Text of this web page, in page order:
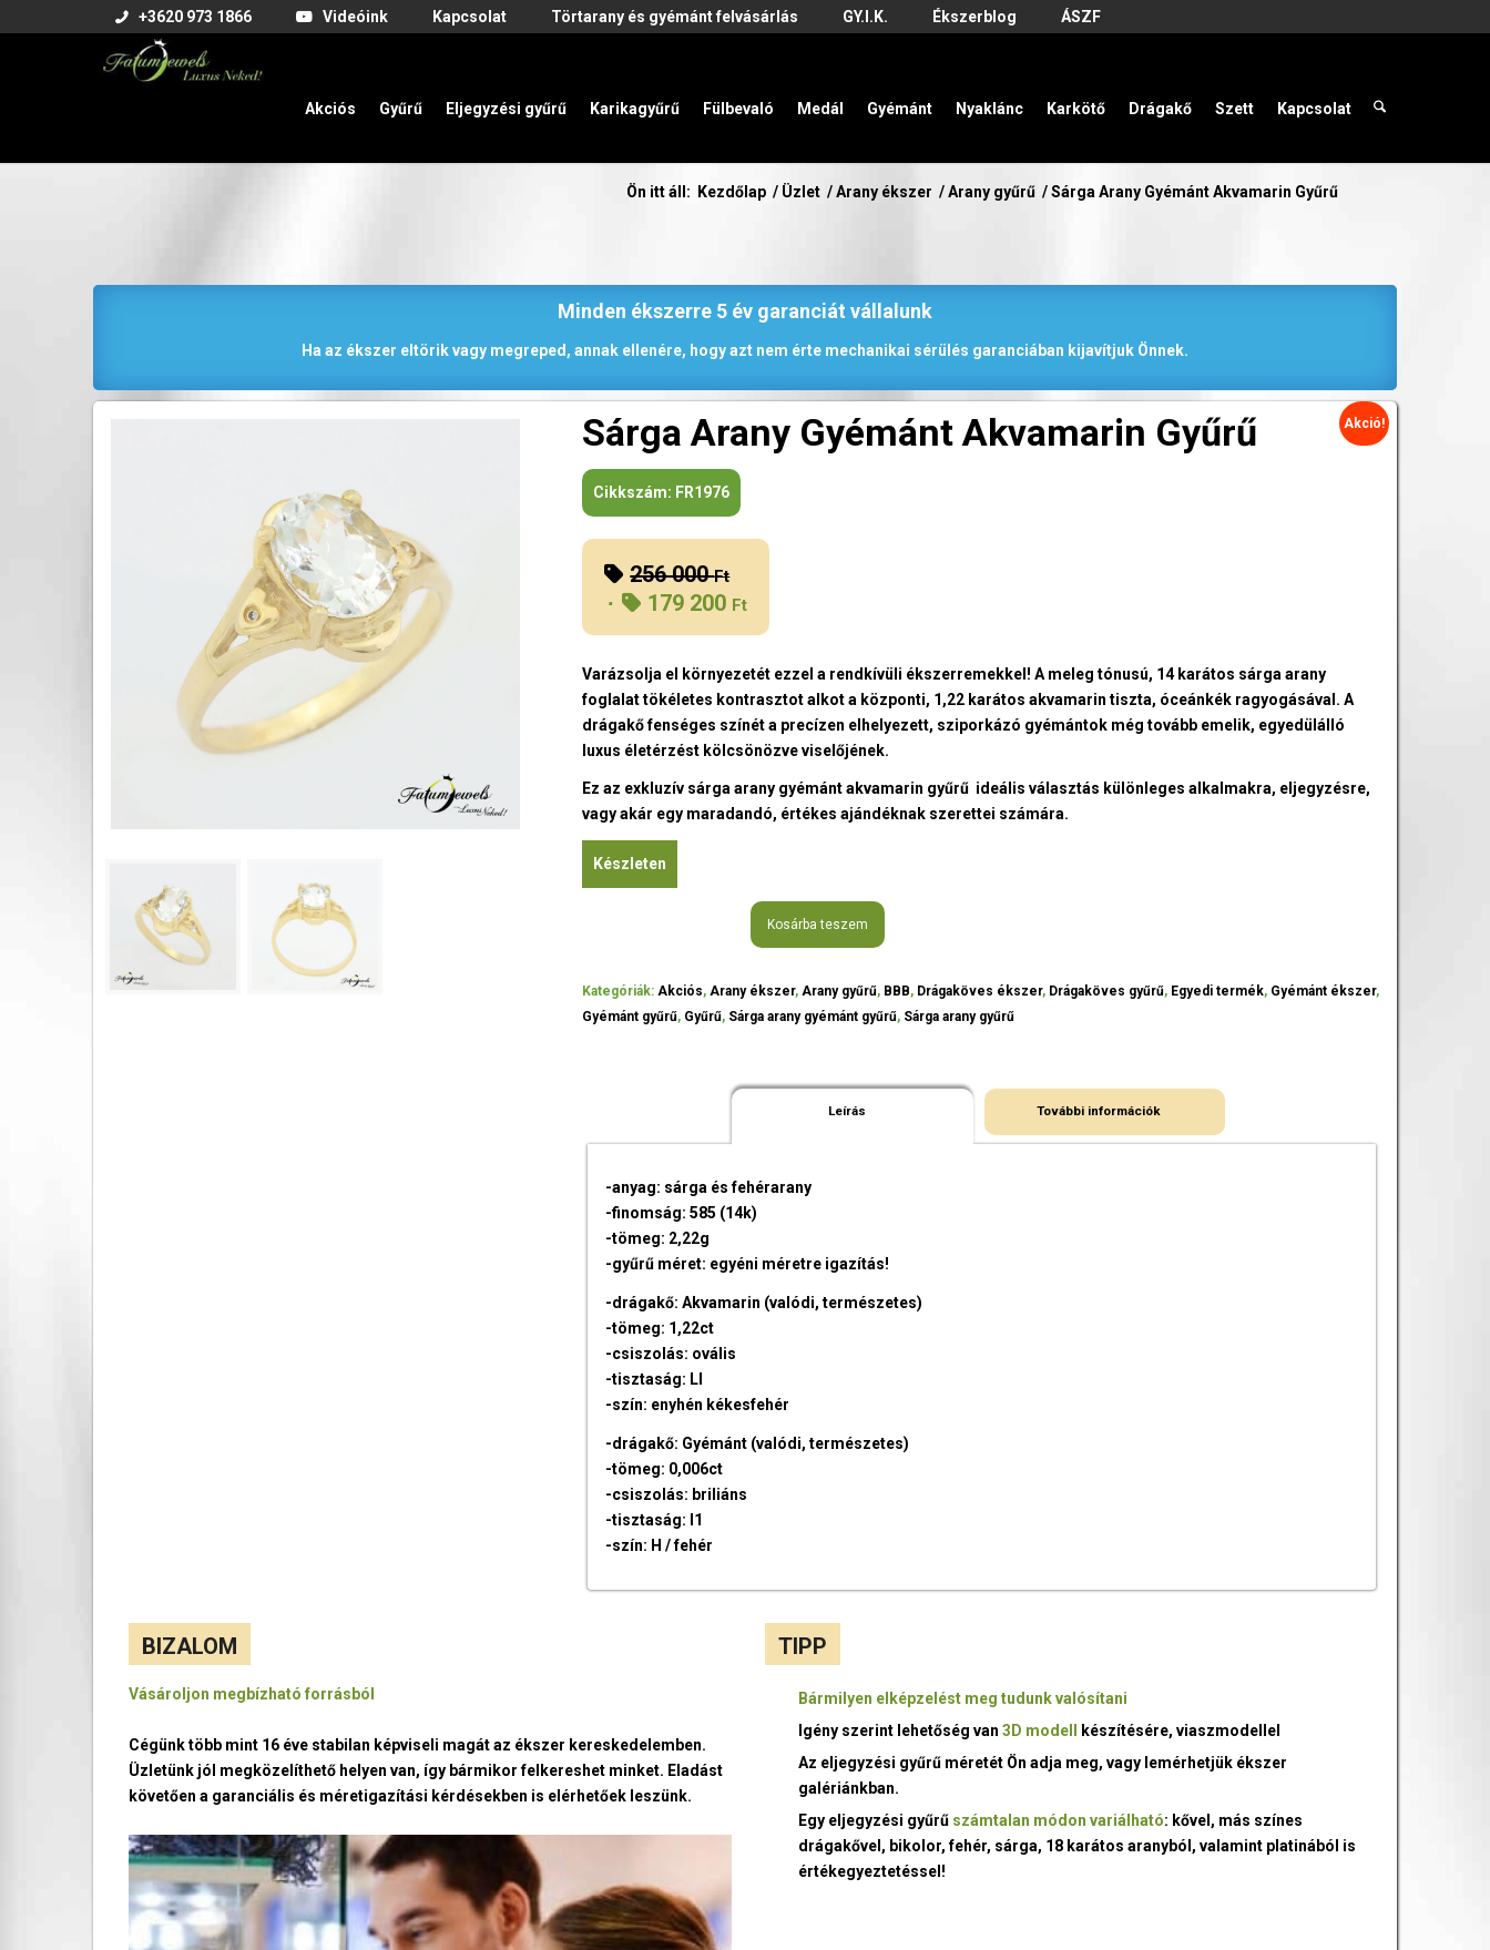
+3620 973 1866 Videóink Kapcsolat Törtarany és gyémánt felvásárlás GY.I.K. Ékszerblog ÁSZF
Akciós Gyűrű Eljegyzési gyűrű Karikagyűrű Fülbevaló Medál Gyémánt Nyaklánc Karkötő Drágakő Szett Kapcsolat
Ön itt áll: Kezdőlap / Üzlet / Arany ékszer / Arany gyűrű / Sárga Arany Gyémánt Akvamarin Gyűrű
Minden ékszerre 5 év garanciát vállalunk
Ha az ékszer eltörik vagy megreped, annak ellenére, hogy azt nem érte mechanikai sérülés garanciában kijavítjuk Önnek.
Akció!
Sárga Arany Gyémánt Akvamarin Gyűrű
Cikkszám: FR1976
256 000FtOriginal
price
000 Ft.
179 200 Ft
Current
is:
179
200 Ft.
Varázsolja el környezetét ezzel a rendkívüli ékszerremekkel! A meleg tónusú, 14 karátos sárga arany
foglalat tökéletes kontrasztot alkot a központi, 1,22 karátos akvamarin tiszta, óceánkék ragyogásával. A
drágakő fenséges színét a precízen elhelyezett, sziporkázó gyémántok még tovább emelik, egyedülálló
luxus életérzést kölcsönözve viselőjének.
Ez az exkluzív sárga arany gyémánt akvamarin gyűrű ideális választás különleges alkalmakra, eljegyzésre,
vagy akár egy maradandó, értékes ajándéknak szerettei számára.
Készleten
Kosárba teszem
Kategóriák:Akciós,Arany ékszer,Arany gyűrű, BBB, Drágaköves ékszer, Drágaköves gyűrű, Egyedi termék, Gyémánt ékszer,
Gyémánt gyűrű, Gyűrű, Sárga arany gyémánt gyűrű, Sárga arany gyűrű
Leírás További információk
-anyag: sárga és fehérarany
-finomság: 585 (14k)
-tömeg: 2,22g
-gyűrű méret: egyéni méretre igazítás!
-drágakő: Akvamarin (valódi, természetes)
-tömeg: 1,22ct
-csiszolás: ovális
-tisztaság: LI
-szín: enyhén kékesfehér
-drágakő: Gyémánt (valódi, természetes)
-tömeg: 0,006ct
-csiszolás: briliáns
-tisztaság: I1
-szín: H / fehér
BIZALOM
Vásároljon megbízható forrásból
Cégünk több mint 16 éve stabilan képviseli magát az ékszer kereskedelemben.
Üzletünk jól megközelíthető helyen van, így bármikor felkereshet minket. Eladást
követően a garanciális és méretigazítási kérdésekben is elérhetőek leszünk.
TIPP
Bármilyen elképzelést meg tudunk valósítani
Igény szerint lehetőség van3D modell
készítésére, viaszmodellel
Az eljegyzési gyűrű méretét Ön adja meg, vagy lemérhetjük ékszer
galériánkban.
Egy eljegyzési gyűrű számtalan módon variálható: kővel, más színes
drágakővel, bikolor, fehér, sárga, 18 karátos aranyból, valamint platinából is
értékegyeztetéssel!